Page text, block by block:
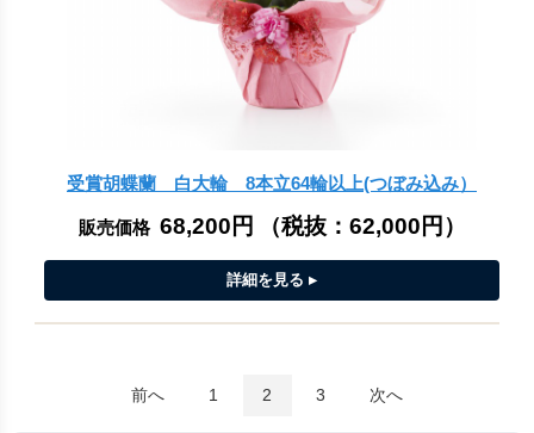
受賞胡蝶蘭 白大輪 8本立64輪以上(つぼみ込み）
販売価格 68,200円 （税抜： 62,000円 ）
前へ 1 2 3 次へ